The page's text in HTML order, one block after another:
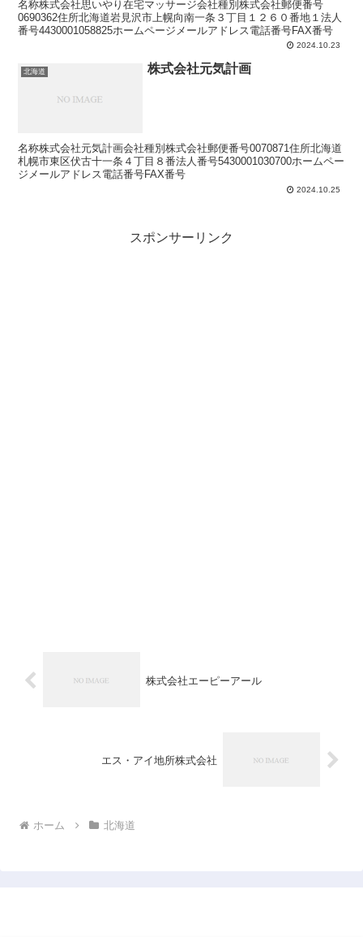
名称株式会社思いやり在宅マッサージ会社種別株式会社郵便番号
0690362住所北海道岩見沢市上幌向南一条３丁目１２６０番地１法人
番号4430001058825ホームページメールアドレス電話番号FAX番号
2024.10.23
北海道 株式会社元気計画
名称株式会社元気計画会社種別株式会社郵便番号0070871住所北海道
札幌市東区伏古十一条４丁目８番法人番号5430001030700ホームペー
ジメールアドレス電話番号FAX番号
2024.10.25
スポンサーリンク
株式会社エーピーアール
エス・アイ地所株式会社
ホーム 北海道